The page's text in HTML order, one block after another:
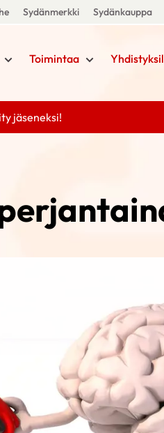
Sydänmerkki Sydänkauppa
Toimintaa
jäseneksi!